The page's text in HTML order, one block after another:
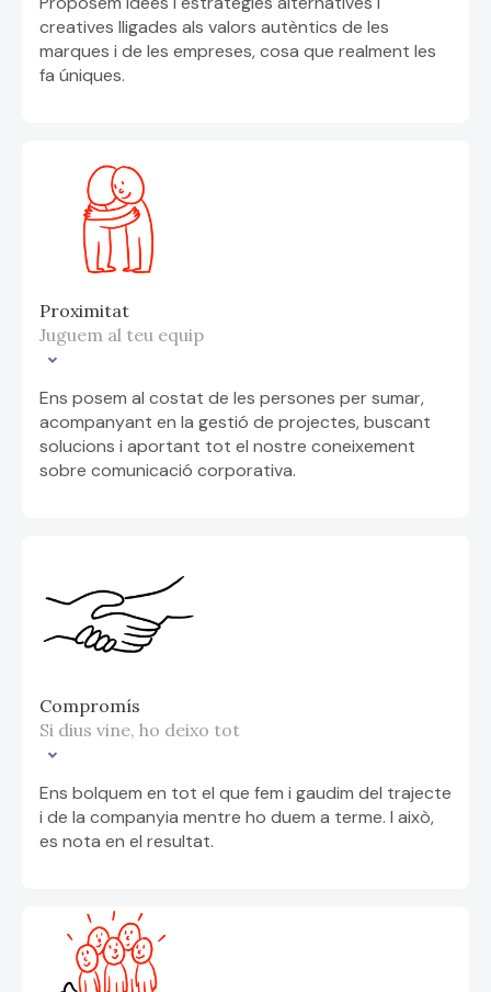
creatives lligades als valors autèntics de les
marques i de les empreses, cosa que realment les
fa úniques.
Proximitat
Juguem al teu equip
Ens posem al costat de les persones per sumar,
acompanyant en la gestió de projectes, buscant
solucions i aportant tot el nostre coneixement
sobre comunicació corporativa.
Compromís
Si dius vine, ho deixo tot
Ens bolquem en tot el que fem i gaudim del trajecte
i de la companyia mentre ho duem a terme. I això,
es nota en el resultat.